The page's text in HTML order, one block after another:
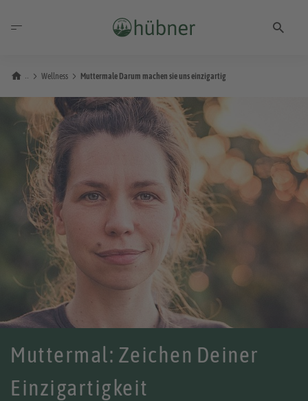
Wellness Muttermale Darum machen sie uns einzigartig
Muttermal: Zeichen Deiner
Einzigartigkeit